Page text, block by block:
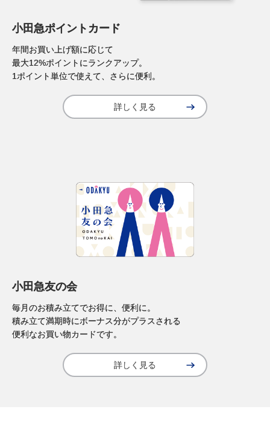
小田急ポイントカード
年間お買い上げ額に応じて
最大12%ポイントにランクアップ。
1ポイント単位で使えて、さらに便利。
詳しく見る
小田急友の会
毎月のお積み立てでお得に、便利に。
積み立て満期時にボーナス分がプラスされる
便利なお買い物カードです。
詳しく見る